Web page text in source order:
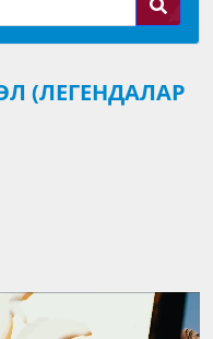
(ЛЕГЕНДАЛАР